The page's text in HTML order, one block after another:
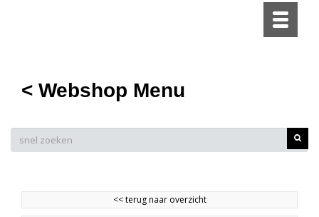
Toggle
< Webshop Menu
<<terug naar overzicht